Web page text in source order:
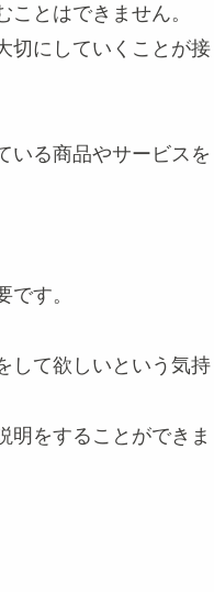
とはできません。
切にしていくことが接
いる商品やサービスを
す。
して欲しいという気持
明をすることができま